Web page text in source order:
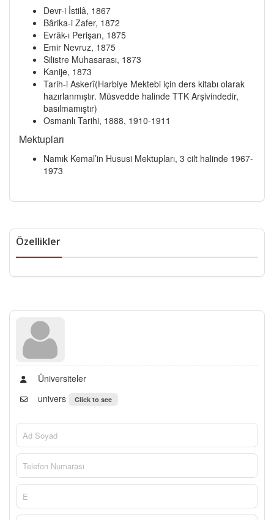
Devr-i İstilâ, 1867
Bârika-i Zafer, 1872
Evrâk-ı Perişan, 1875
Emir Nevruz, 1875
Silistre Muhasarası, 1873
Kanije, 1873
Tarih-i Askerî(Harbiye Mektebi için ders kitabı olarak
hazırlanmıştır. Müsvedde halinde TTK Arşivindedir,
basılmamıştır)
Osmanlı Tarihi, 1888, 1910-1911
Mektupları
Namık Kemal’in Hususi Mektupları, 3 cilt halinde 1967-
1973
Özellikler
Üniversiteler
univers
Click to see